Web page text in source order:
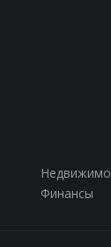
Финансы